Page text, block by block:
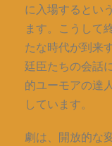
に入場するとい
ます。こうして
たな時代が到来
廷臣たちの会話
的ユーモアの達
しています。
劇は、開放的な